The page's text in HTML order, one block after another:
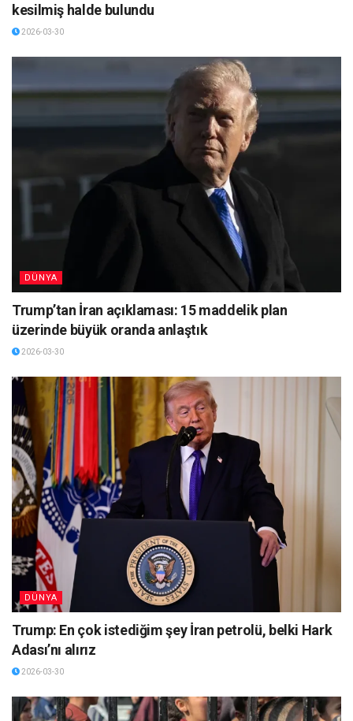
kesilmiş halde bulundu
2026-03-30
DÜNYA
Trump’tan İran açıklaması: 15 maddelik plan
üzerinde büyük oranda anlaştık
2026-03-30
DÜNYA
Trump: En çok istediğim şey İran petrolü, belki Hark
Adası’nı alırız
2026-03-30